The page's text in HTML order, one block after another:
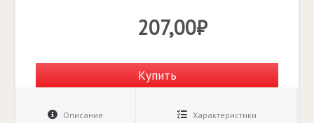
207,00₽
Купить
Описание Характеристики